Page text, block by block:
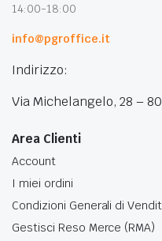
14:00-18:00
info@pgroffice.it
Indirizzo:
Via Michelangelo, 28 –
Area Clienti
Account
I miei ordini
Condizioni Generali di
Gestisci Reso Merce (RMA)